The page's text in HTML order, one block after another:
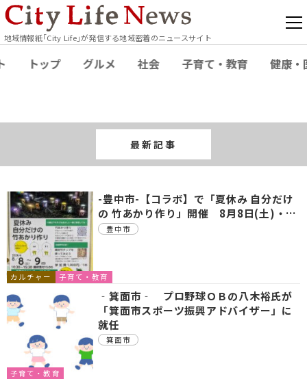
地域情報紙｢City Life｣が発信する地域密着のニュースサイト
トップ グルメ 社会 子育て・教育 健康・
最新記事
カルチャー 子育て・教育
-豊中市-【コラボ】で「夏休み 自分だけ
の 竹あかり作り」開催 8月8日(土)・…
豊中市
子育て・教育
‐箕面市‐ プロ野球ＯＢの八木裕氏が
「箕面市スポーツ振興アドバイザー」に
就任
箕面市